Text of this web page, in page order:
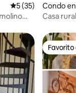
Calificación
5 (35)
Condo
Casa